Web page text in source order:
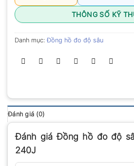
THÔNG SỐ KỸ
Danh mục:Đồng hồ đo độ sâu
Đánh giá (0)
Đánh giá Đồng hồ đo độ
240J